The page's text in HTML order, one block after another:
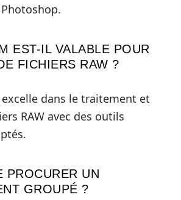
EST-IL VALABLE POUR
FICHIERS RAW ?
dans le traitement et
RAW avec des outils
PROCURER UN
GROUPÉ ?